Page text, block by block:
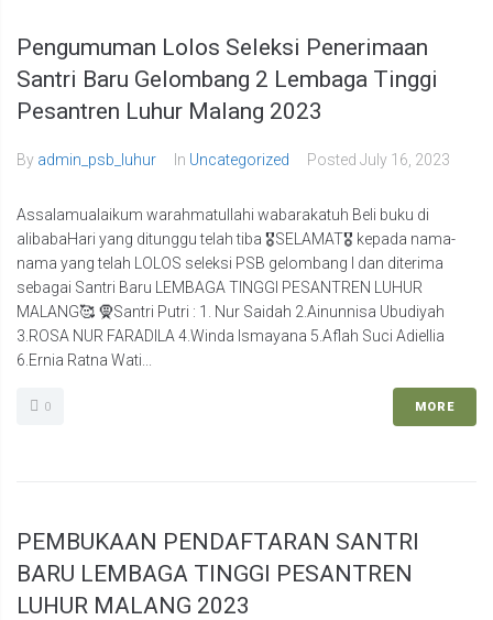
Pengumuman Lolos Seleksi Penerimaan
Santri Baru Gelombang 2 Lembaga Tinggi
Pesantren Luhur Malang 2023
By admin_psb_luhur In Uncategorized Posted July 16, 2023
Assalamualaikum warahmatullahi wabarakatuh Beli buku di
alibabaHari yang ditunggu telah tiba 🎖SELAMAT🎖 kepada nama-
nama yang telah LOLOS seleksi PSB gelombang I dan diterima
sebagai Santri Baru LEMBAGA TINGGI PESANTREN LUHUR
MALANG🥰 🧕Santri Putri : 1. Nur Saidah 2.Ainunnisa Ubudiyah
3.ROSA NUR FARADILA 4.Winda Ismayana 5.Aflah Suci Adiellia
6.Ernia Ratna Wati...
0 MORE
PEMBUKAAN PENDAFTARAN SANTRI
BARU LEMBAGA TINGGI PESANTREN
LUHUR MALANG 2023